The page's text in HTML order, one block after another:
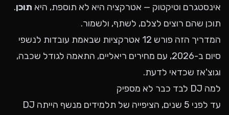
אינסטגרם וטיקטוק — אטרקציה היא לא תוספת, היא תוכן.
תוכן שהם רוצים לצלם, לשתף, ולשמור.
המדריך הזה פורש 12 אטרקציות שבאמת עובדות לנשפי
סיום ב-2026, עם מחירים ריאליים, התאמה לגודל שכבה,
וגוצ'אז שכדאי לדעת.
למה DJ לבד כבר לא מספיק
עד לפני 5 שנים, הציפייה של תלמידים מנשף הייתה DJ